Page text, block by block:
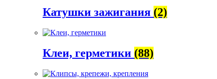
Катушки зажигания (2)
Клеи, герметики (88)